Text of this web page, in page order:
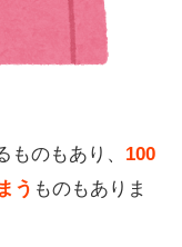
のもあり、 100
う ものもありま